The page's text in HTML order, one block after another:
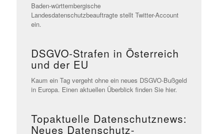
Baden-württembergische
Landesdatenschutzbeauftragte stellt Twitter-Account
ein.
DSGVO-Strafen in Österreich
und der EU
Kaum ein Tag vergeht ohne ein neues DSGVO-Bußgeld
in Europa. Einen aktuellen Überblick finden Sie hier.
Topaktuelle Datenschutznews:
Neues Datenschutz-